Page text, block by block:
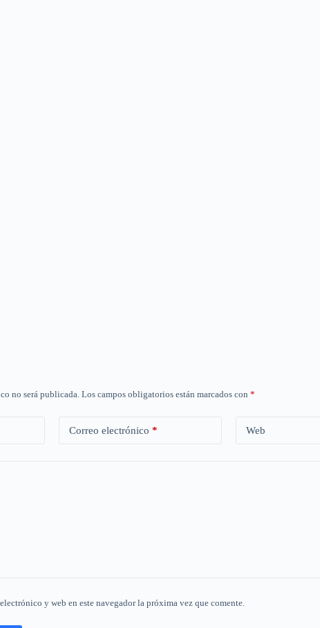
no será publicada. Los campos obligatorios están marcados con *
Correo electrónico * Web
y web en este navegador la próxima vez que comente.